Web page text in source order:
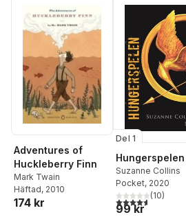
Adventures of
Huckleberry Finn
Mark Twain
Häftad, 2010
174 kr
Del 1
Hungerspelen
Suzanne Collins
Pocket, 2020
4,6utav 5(10)
99 kr